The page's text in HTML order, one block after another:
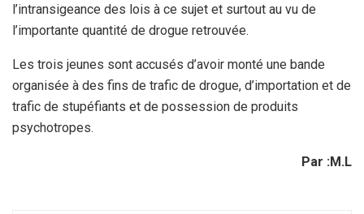
l’intransigeance des lois à ce sujet et surtout au vu de
l’importante quantité de drogue retrouvée.
Les trois jeunes sont accusés d’avoir monté une bande
organisée à des fins de trafic de drogue, d’importation et de
trafic de stupéfiants et de possession de produits
psychotropes.
Par :M.L